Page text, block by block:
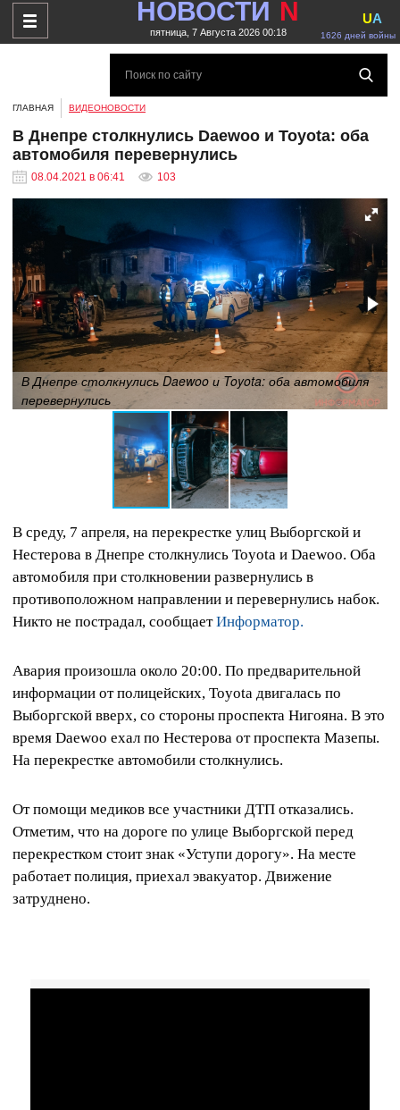
НОВОСТИ N
пятница, 7 Августа 2026 00:18 1626 дней войны
UA
ГЛАВНАЯ ВИДЕОНОВОСТИ
В Днепре столкнулись Daewoo и Toyota: оба
автомобиля перевернулись
08.04.2021 в 06:41 103
В Днепре столкнулись Daewoo и Toyota: оба автомобиля
перевернулись
В среду, 7 апреля, на перекрестке улиц Выборгской и
Нестерова в Днепре столкнулись Toyota и Daewoo. Оба
автомобиля при столкновении развернулись в
противоположном направлении и перевернулись набок.
Никто не пострадал, сообщаетИнформатор.
Авария произошла около 20:00. По предварительной
информации от полицейских, Toyota двигалась по
Выборгской вверх, со стороны проспекта Нигояна. В это
время Daewoo ехал по Нестерова от проспекта Мазепы.
На перекрестке автомобили столкнулись.
От помощи медиков все участники ДТП отказались.
Отметим, что на дороге по улице Выборгской перед
перекрестком стоит знак «Уступи дорогу». На месте
работает полиция, приехал эвакуатор. Движение
затруднено.